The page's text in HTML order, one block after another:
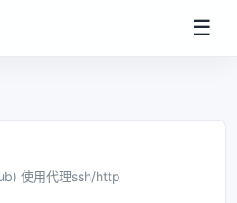
☰
使用代理ssh/http